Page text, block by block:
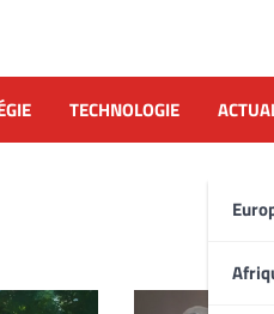
TECHNOLOGIE